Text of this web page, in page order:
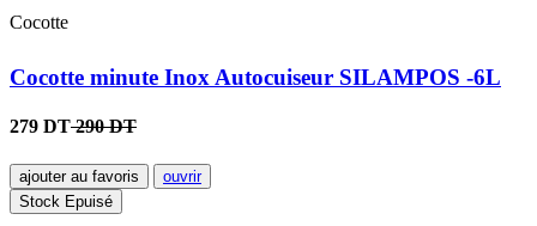
Cocotte
Cocotte minute Inox Autocuiseur SILAMPOS -6L
279 DT290 DT
ajouter au favoris
ouvrir
Stock Epuisé